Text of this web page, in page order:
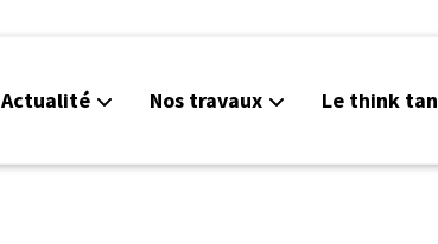
Actualité Nos travaux Le think